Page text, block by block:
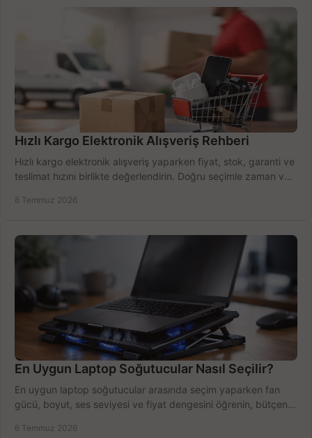
Hızlı Kargo Elektronik Alışveriş Rehberi
Hızlı kargo elektronik alışveriş yaparken fiyat, stok, garanti ve
teslimat hızını birlikte değerlendirin. Doğru seçimle zaman ve
8 Temmuz 2026
En Uygun Laptop Soğutucular Nasıl Seçilir?
En uygun laptop soğutucular arasında seçim yaparken fan
gücü, boyut, ses seviyesi ve fiyat dengesini öğrenin, bütçenizi
6 Temmuz 2026